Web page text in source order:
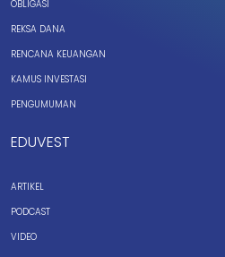
OBLIGASI
REKSA DANA
RENCANA KEUANGAN
KAMUS INVESTASI
PENGUMUMAN
EDUVEST
ARTIKEL
PODCAST
VIDEO